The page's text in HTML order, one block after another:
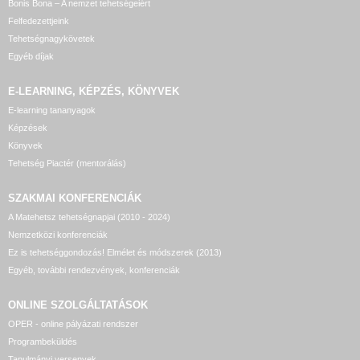
Bonis Bona – A nemzet tehetségeiért
Felfedezettjeink
Tehetségnagykövetek
Egyéb díjak
E-LEARNING, KÉPZÉS, KÖNYVEK
E-learning tananyagok
Képzések
Könyvek
Tehetség Piactér (mentorálás)
SZAKMAI KONFERENCIÁK
A Matehetsz tehetségnapjai (2010 - 2024)
Nemzetközi konferenciák
Ez is tehetséggondozás! Elmélet és módszerek (2013)
Egyéb, további rendezvények, konferenciák
ONLINE SZOLGÁLTATÁSOK
OPER - online pályázati rendszer
Programbeküldés